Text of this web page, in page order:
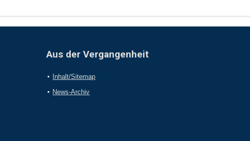
Aus der Vergangenheit
Inhalt/Sitemap
News-Archiv